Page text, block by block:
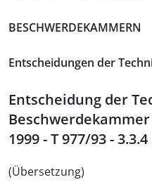
BESCHWERDEKAMMERN
Entscheidungen der
Entscheidung der
Beschwerdekammer
1999 - T 977/93 - 3.3.4
(Übersetzung)